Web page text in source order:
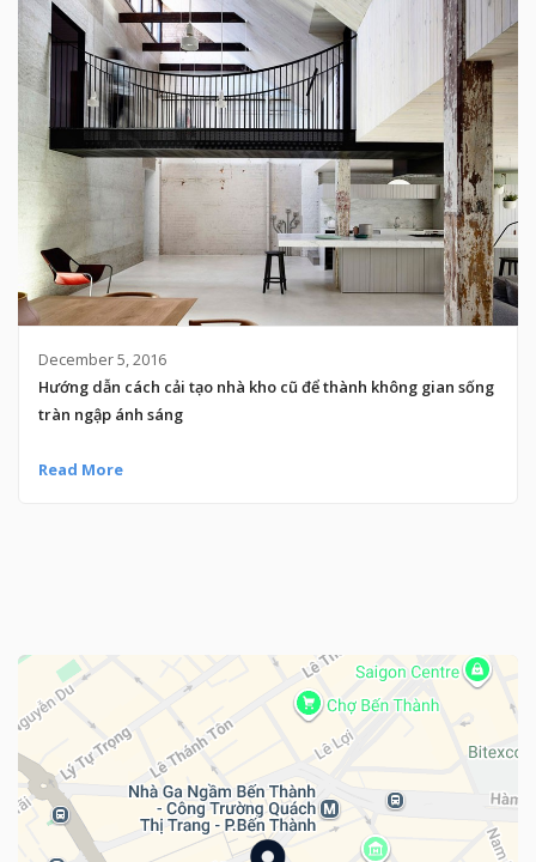
December 5, 2016
Hướng dẫn cách cải tạo nhà kho cũ để thành không gian sống
tràn ngập ánh sáng
Read More